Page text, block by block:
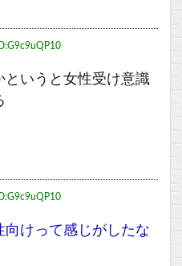
というと女性受け意識
けって感じがしたな